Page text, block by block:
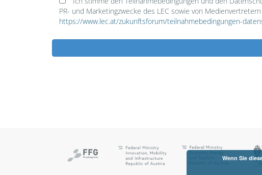
PR- und Marketingzwecke des LEC sowie von
https://www.lec.at/zukunftsforum/teilnahmebedingungen-
Wenn Sie